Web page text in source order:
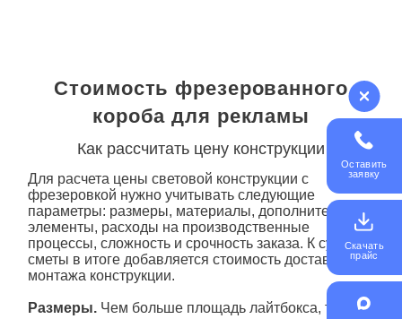
Стоимость фрезерованного
короба для рекламы
Как рассчитать цену конструкции
Для расчета цены световой конструкции с
фрезеровкой нужно учитывать следующие
параметры: размеры, материалы, дополнительные
элементы, расходы на производственные
процессы, сложность и срочность заказа. К сумме
сметы в итоге добавляется стоимость доставки и
монтажа конструкции.
Размеры. Чем больше площадь лайтбокса, тем
Оставить
заявку
Скачать
прайс